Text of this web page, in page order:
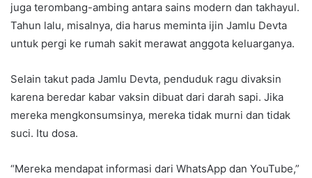
juga terombang-ambing antara sains modern dan takhayul.
Tahun lalu, misalnya, dia harus meminta ijin Jamlu Devta
untuk pergi ke rumah sakit merawat anggota keluarganya.
Selain takut pada Jamlu Devta, penduduk ragu divaksin
karena beredar kabar vaksin dibuat dari darah sapi. Jika
mereka mengkonsumsinya, mereka tidak murni dan tidak
suci. Itu dosa.
“Mereka mendapat informasi dari WhatsApp dan YouTube,”